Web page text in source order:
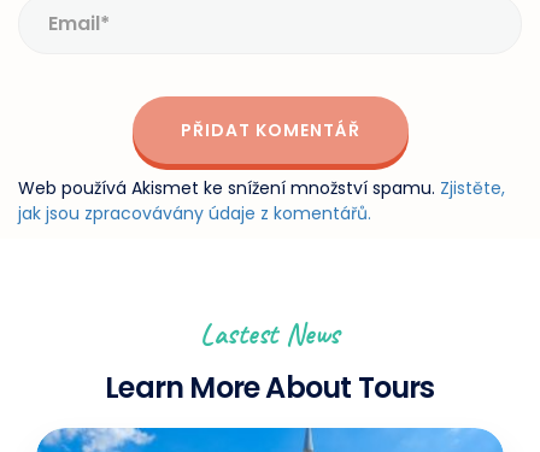
Web používá Akismet ke snížení množství spamu. Zjistěte,
jak jsou zpracovávány údaje z komentářů.
Lastest News
Learn More About Tours